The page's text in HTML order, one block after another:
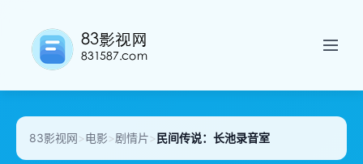
83影视网>电影>剧情片>民间传说：长池录音室